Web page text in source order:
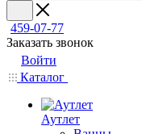
459-07-77
Заказать звонок
Войти
Каталог
Аутлет